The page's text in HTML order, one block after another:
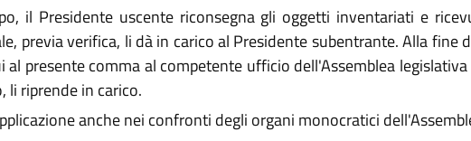
il Presidente uscente riconsegna gli oggetti inventariati e
previa verifica, li dà in carico al Presidente subentrante. Alla fine
presente comma al competente ufficio dell'Assemblea
riprende in carico.
anche nei confronti degli organi monocratici